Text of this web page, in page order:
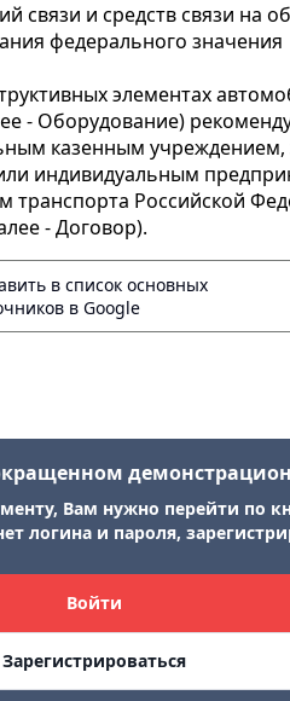
и средств связи на
федерального значения
элементах
- Оборудование)
казенным
индивидуальным
транспорта Российской
- Договор).
в список основных
в Google
Вам нужно перейти по
логина и пароля,
Войти
Зарегистрироваться